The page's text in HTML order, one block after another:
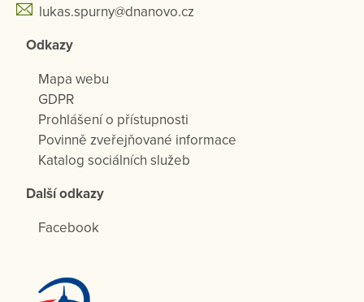
lukas.spurny@dnanovo.cz
Odkazy
Mapa webu
GDPR
Prohlášení o přístupnosti
Povinně zveřejňované informace
Katalog sociálních služeb
Další odkazy
Facebook